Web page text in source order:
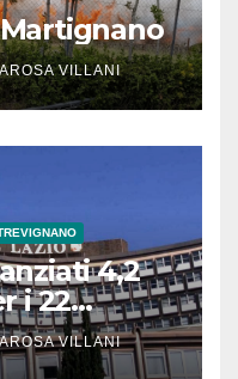
VILLANI
4,2
i 22
VILLANI